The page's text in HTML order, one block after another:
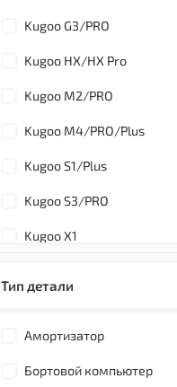
Kugoo G3/PRO
Kugoo HX/HX Pro
Kugoo M2/PRO
Kugoo M4/PRO/Plus
Kugoo S1/Plus
Kugoo S3/PRO
Kugoo X1
Midway Mini
Midway Yamato 0809/PRO
Тип детали
Амортизатор
Бортовой компьютер